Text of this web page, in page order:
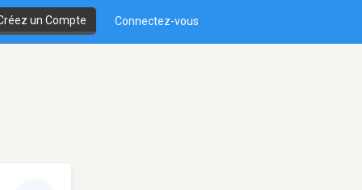
un Compte Connectez-vous